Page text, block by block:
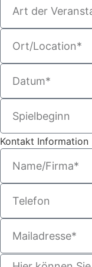
Kontakt Information